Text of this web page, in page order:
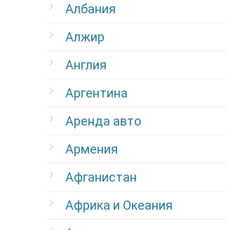
Албания
Алжир
Англия
Аргентина
Аренда авто
Армения
Афганистан
Африка и Океания